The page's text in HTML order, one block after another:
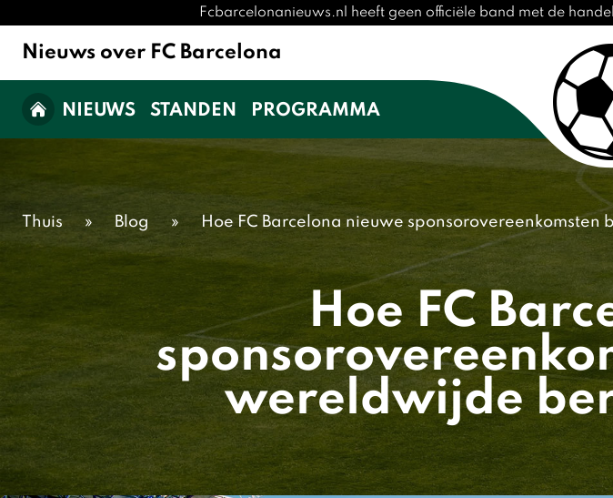
Fcbarcelonanieuws.nl heeft geen officiële band met de
Nieuws over FC Barcelona
NIEUWS STANDEN PROGRAMMA
Thuis » Blog » Hoe FC Barcelona nieuwe
Hoe FC
wereldwijde